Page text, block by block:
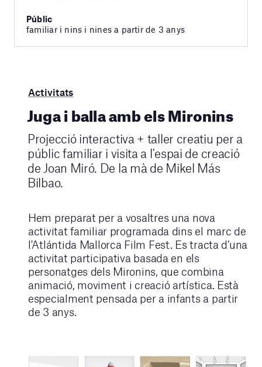
Públic
familiar i nins i nines a partir de 3 anys
Activitats
Juga i balla amb els Mironins
Projecció interactiva + taller creatiu per a
públic familiar i visita a l'espai de creació
de Joan Miró. De la mà de Mikel Más
Bilbao.
Hem preparat per a vosaltres una nova
activitat familiar programada dins el marc de
l'Atlántida Mallorca Film Fest. Es tracta d’una
activitat participativa basada en els
personatges dels Mironins, que combina
animació, moviment i creació artística. Està
especialment pensada per a infants a partir
de 3 anys.